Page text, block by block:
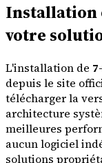
Installation
votre
L'installation de
depuis le site
télécharger la
architecture
meilleures
aucun logiciel
solutions